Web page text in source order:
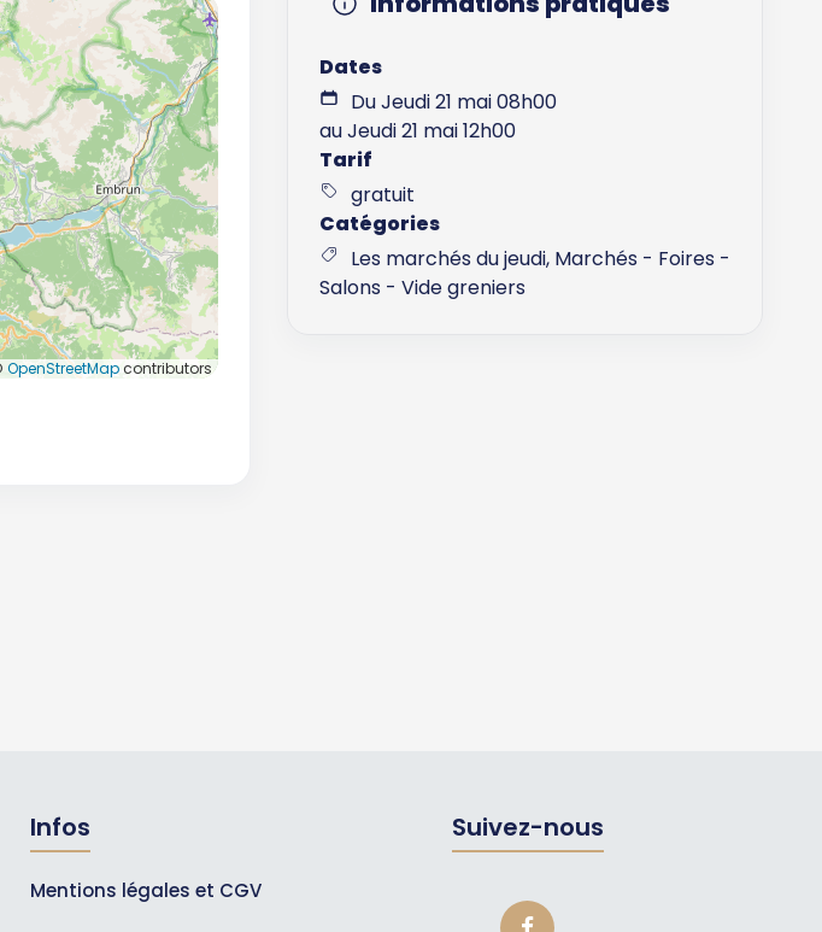
OpenStreetMapcontributors
Dates
Du Jeudi 21 mai 08h00
au Jeudi 21 mai 12h00
Tarif
gratuit
Catégories
Les marchés du jeudi, Marchés - Foires -
Salons - Vide greniers
Infos
Mentions légales et CGV
Suivez-nous